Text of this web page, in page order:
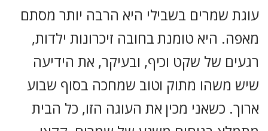
עוגת שמרים בשבילי היא הרבה יותר מסתם
מאפה. היא טומנת בחובה זיכרונות ילדות,
רגעים של שקט וכיף, ובעיקר, את הידיעה
שיש משהו מתוק וטוב שמחכה בסוף שבוע
ארוך. כשאני מכין את העוגה הזו, כל הבית